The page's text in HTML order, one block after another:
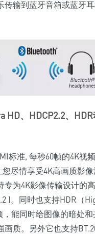
传输到蓝牙音箱或蓝牙
HD、HDCP2.2、
标准, 每秒60帧的4K视
尽情享受4K高画质影
专为4K影像传输设计的
)。同时也支持HDR（
，能同时给图像的暗处
画质。另外它也支持